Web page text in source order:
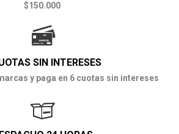
$150.000
SIN INTERESES
y paga en 6 cuotas sin intereses